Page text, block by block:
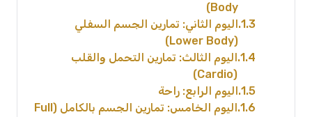
Body)
1.3 اليوم الثاني: تمارين الجسم السفلي
(Lower Body)
1.4 اليوم الثالث: تمارين التحمل والقلب
(Cardio)
1.5 اليوم الرابع: راحة
1.6
اليوم الخامس: تمارين الجسم بالكامل (Full